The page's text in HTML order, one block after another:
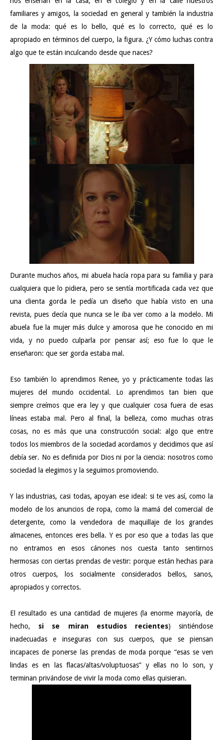
familiares y amigos, la sociedad en general y también la industria
de la moda: qué es lo bello, qué es lo correcto, qué es lo
apropiado en términos del cuerpo, la figura. ¿Y cómo luchas contra
algo que te están inculcando desde que naces?
Durante muchos años, mi abuela hacía ropa para su familia y para
cualquiera que lo pidiera, pero se sentía mortificada cada vez que
una clienta gorda le pedía un diseño que había visto en una
revista, pues decía que nunca se le iba ver como a la modelo. Mi
abuela fue la mujer más dulce y amorosa que he conocido en mi
vida, y no puedo culparla por pensar así; eso fue lo que le
enseñaron: que ser gorda estaba mal.
Eso también lo aprendimos Renee, yo y prácticamente todas las
mujeres del mundo occidental. Lo aprendimos tan bien que
siempre creímos que era ley y que cualquier cosa fuera de esas
líneas estaba mal. Pero al final, la belleza, como muchas otras
cosas, no es más que una construcción social: algo que entre
todos los miembros de la sociedad acordamos y decidimos que así
debía ser. No es definida por Dios ni por la ciencia: nosotros como
sociedad la elegimos y la seguimos promoviendo.
Y las industrias, casi todas, apoyan ese ideal: si te ves así, como la
modelo de los anuncios de ropa, como la mamá del comercial de
detergente, como la vendedora de maquillaje de los grandes
almacenes, entonces eres bella. Y es por eso que a todas las que
no entramos en esos cánones nos cuesta tanto sentirnos
hermosas con ciertas prendas de vestir: porque están hechas para
otros cuerpos, los socialmente considerados bellos, sanos,
apropiados y correctos.
El resultado es una cantidad de mujeres (la enorme mayoría, de
hecho, si se miran estudios recientes) sintiéndose
inadecuadas e inseguras con sus cuerpos, que se piensan
incapaces de ponerse las prendas de moda porque “esas se ven
lindas es en las flacas/altas/voluptuosas” y ellas no lo son, y
terminan privándose de vivir la moda como ellas quisieran.